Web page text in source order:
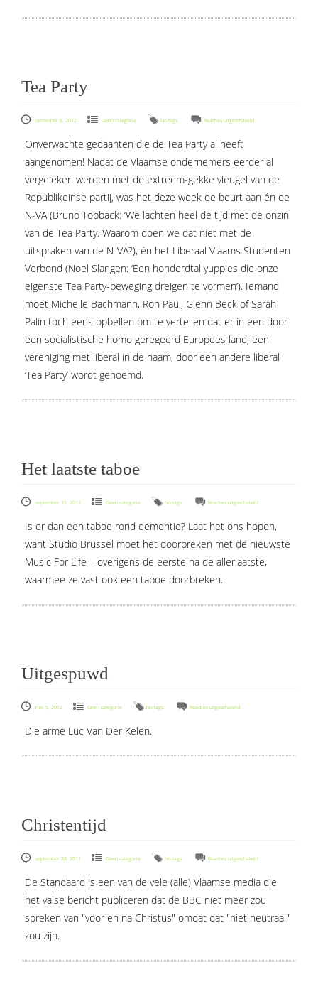
Tea Party
december 8, 2012 Geen categorie No tags. Reacties uitgeschakeldvoor
Onverwachte gedaanten die de Tea Party al heeft
aangenomen! Nadat de Vlaamse ondernemers eerder al
vergeleken werden met de extreem-gekke vleugel van de
Republikeinse partij, was het deze week de beurt aan én de
N-VA (Bruno Tobback: ‘We lachten heel de tijd met de onzin
van de Tea Party. Waarom doen we dat niet met de
uitspraken van de N-VA?), én het Liberaal Vlaams Studenten
Verbond (Noel Slangen: ‘Een honderdtal yuppies die onze
eigenste Tea Party-beweging dreigen te vormen’). Iemand
moet Michelle Bachmann, Ron Paul, Glenn Beck of Sarah
Palin toch eens opbellen om te vertellen dat er in een door
een socialistische homo geregeerd Europees land, een
vereniging met liberal in de naam, door een andere liberal
‘Tea Party’ wordt genoemd.
Het laatste taboe
september 15, 2012 Geen categorie No tags. Reacties uitgeschakeldvoor
laatste
taboe
Is er dan een taboe rond dementie? Laat het ons hopen,
want Studio Brussel moet het doorbreken met de nieuwste
Music For Life – overigens de eerste na de allerlaatste,
waarmee ze vast ook een taboe doorbreken.
Uitgespuwd
mei 5, 2012 Geen categorie No tags. Reacties uitgeschakeldvoor
Die arme Luc Van Der Kelen.
Christentijd
september 28, 2011 Geen categorie No tags. Reacties uitgeschakeldvoor
De Standaard is een van de vele (alle) Vlaamse media die
het valse bericht publiceren dat de BBC niet meer zou
spreken van "voor en na Christus" omdat dat "niet neutraal"
zou zijn.